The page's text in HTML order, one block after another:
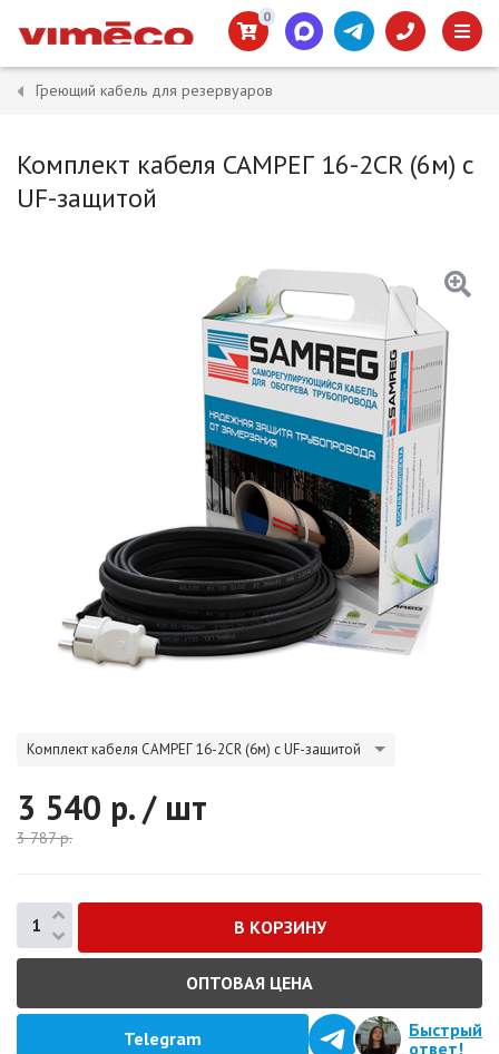
0
Греющий кабель для резервуаров
Комплект кабеля САМРЕГ 16-2CR (6м) с
UF-защитой
Комплект кабеля САМРЕГ 16-2CR (6м) с UF-защитой
3 540 р. / шт
3 787р.
ОПТОВАЯ ЦЕНА
Telegram
Быстрый
ответ!